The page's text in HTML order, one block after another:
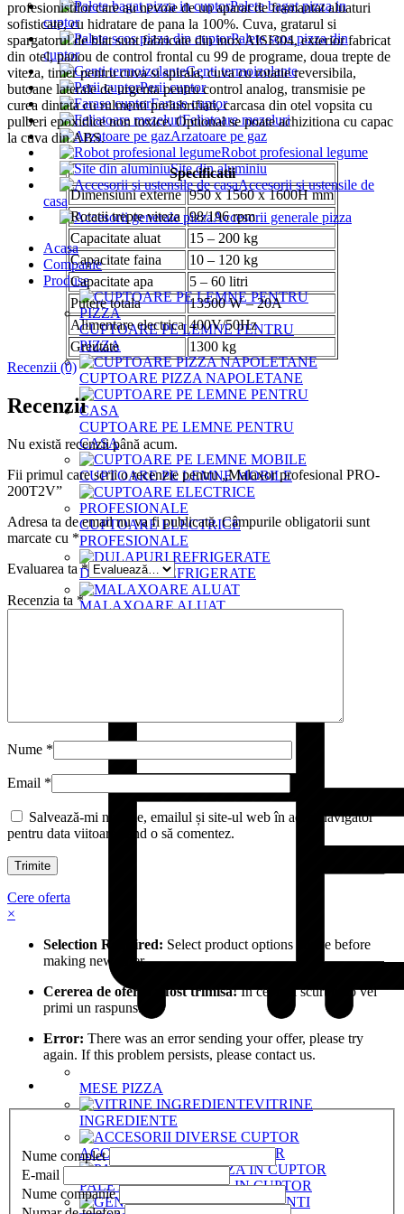
Palete bagat pizza in
cuptor
Palete scos pizza din
cuptor
Genti termoizolante
Perii cuptor
Farase cuptor
Feliatoare mezeluri
Arzatoare pe gaz
Robot profesional legume
Site din aluminiu
Accesorii si ustensile de
casa
Accesorii generale pizza
Acasa
Companie
Produse
CUPTOARE PE LEMNE PENTRU
PIZZA
CUPTOARE PIZZA NAPOLETANE
CUPTOARE PE LEMNE PENTRU
CASA
CUPTOARE PE LEMNE MOBILE
CUPTOARE ELECTRICE
PROFESIONALE
DULAPURI REFRIGERATE
MALAXOARE ALUAT
MESE PIZZA
VITRINE
INGREDIENTE
ACCESORII DIVERSE CUPTOR
PALETE BAGAT PIZZA IN CUPTOR
GENTI
profesionistilor care au nevoie de un aparat de framantat aluaturi
sofisticate, cu hidratare de pana la 100%. Cuva, gratarul si
spargatorul de blat sunt fabricate din inox AISI304, exterior fabricat
din otel, panou de control frontal cu 99 de programe, doua trepte de
viteza, timer pentru cuva si spirala, cuva cu rotatie reversibila,
butoane laterale de urgenta pentru control analog, transmisie pe
curea dintata cu rulmenti prelubrifiati, carcasa din otel vopsita cu
pulberi epoxidice non toxice. Optional se poate achizitiona cu capac
la cuva din ABS.
Specificatii
Dimensiuni externe 950 x 1560 x 1600H mm
Rotatii trepte viteza
98/196 rpm
Capacitate aluat
15 – 200 kg
Capacitate faina
10 – 120 kg
Capacitate apa
5 – 60 litri
Putere totala
13500 W – 20A
Alimentare electrica 400V/50Hz
Greutate
1300 kg
Recenzii (0)
Recenzii
Nu există recenzii până acum.
Fii primul care scrii o recenzie pentru „Malaxor profesional PRO-
200T2V”
Adresa ta de email nu va fi publicată. Câmpurile obligatorii sunt
marcate cu *
Evaluarea ta*
Recenzia ta *
Nume *
Email *
Salvează-mi numele, emailul și site-ul web în acest navigator
pentru data viitoare când o să comentez.
Cere oferta
×
Selection Required: Select product options above before
making new offer.
Cererea de oferta a fost trimisa!In cel mai scurt timp vei
primi un raspuns.
Error: There was an error sending your offer, please try
again. If this problem persists, please contact us.
Nume complet
E-mail
Nume companie